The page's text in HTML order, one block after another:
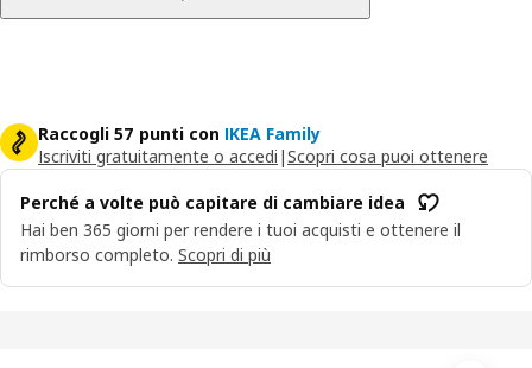
Raccogli 57 punti con IKEA Family
Iscriviti gratuitamente o accedi |Scopri cosa puoi ottenere
Perché a volte può capitare di cambiare idea
Hai ben 365 giorni per rendere i tuoi acquisti e ottenere il
rimborso completo. Scopri di più